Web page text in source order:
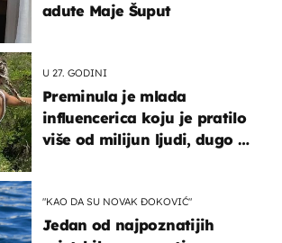
adute Maje Šuput
U 27. GODINI
Preminula je mlada
influencerica koju je pratilo
više od milijun ljudi, dugo se
"KAO DA SU NOVAK ĐOKOVIĆ"
Jedan od najpoznatijih